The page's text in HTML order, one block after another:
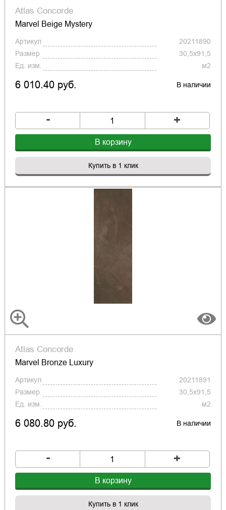
Atlas Concorde
Marvel Beige Mystery
Артикул
20211890
Размер
30,5x91,5
Ед. изм.
м2
6 010.40 руб. В наличии
- +
В корзину
Купить в 1 клик
Atlas Concorde
Marvel Bronze Luxury
Артикул
20211891
Размер
30,5x91,5
Ед. изм.
м2
6 080.80 руб. В наличии
- +
В корзину
Купить в 1 клик